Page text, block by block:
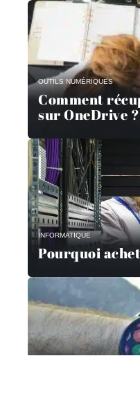
OUTILS NUMÉRIQUES
Comment
sur OneDrive ?
INFORMATIQUE
Pourquoi